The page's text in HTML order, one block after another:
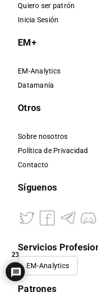
Quiero ser patrón
Inicia Sesión
EM+
EM-Analytics
Datamanía
Otros
Sobre nosotros
Política de Privacidad
Contacto
Síguenos
Servicios
EM-Analytics
Patrones
23